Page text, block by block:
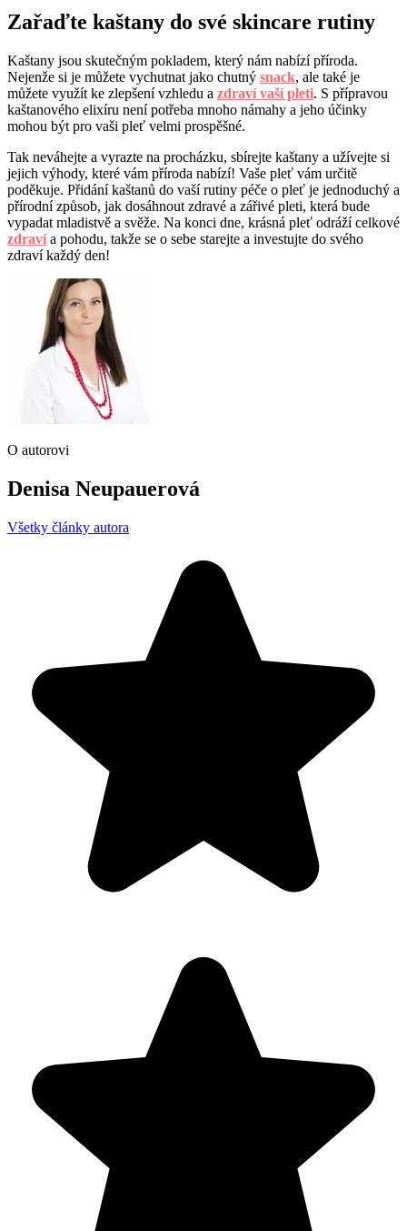
Zařaďte kaštany do své skincare rutiny
Kaštany jsou skutečným pokladem, který nám nabízí příroda.
Nejenže si je můžete vychutnat jako chutný snack, ale také je
můžete využít ke zlepšení vzhledu a zdraví vaší pleti. S přípravou
kaštanového elixíru není potřeba mnoho námahy a jeho účinky
mohou být pro vaši pleť velmi prospěšné.
Tak neváhejte a vyrazte na procházku, sbírejte kaštany a užívejte si
jejich výhody, které vám příroda nabízí! Vaše pleť vám určitě
poděkuje. Přidání kaštanů do vaší rutiny péče o pleť je jednoduchý a
přírodní způsob, jak dosáhnout zdravé a zářivé pleti, která bude
vypadat mladistvě a svěže. Na konci dne, krásná pleť odráží celkové
zdravía pohodu, takže se o sebe starejte a investujte do svého
zdraví každý den!
O autorovi
Denisa Neupauerová
Všetky články autora